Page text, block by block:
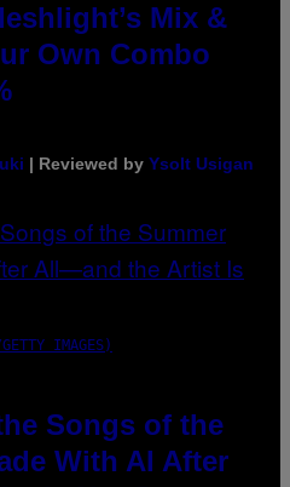
Mix &
Own Combo
| Reviewed by Ysolt Usigan
IMAGES)
Songs of the
With AI After